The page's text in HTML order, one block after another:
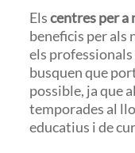
Elscentres per a
beneficis per als
els professionals
busquen que
possible, ja que
temporades al
educatius i de